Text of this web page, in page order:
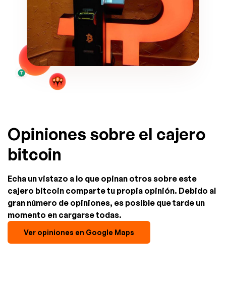
Opiniones sobre el cajero
bitcoin
Echa un vistazo a lo que opinan otros sobre este
cajero bitcoin comparte tu propia opinión. Debido al
gran número de opiniones, es posible que tarde un
momento en cargarse todas.
Ver opiniones en Google Maps